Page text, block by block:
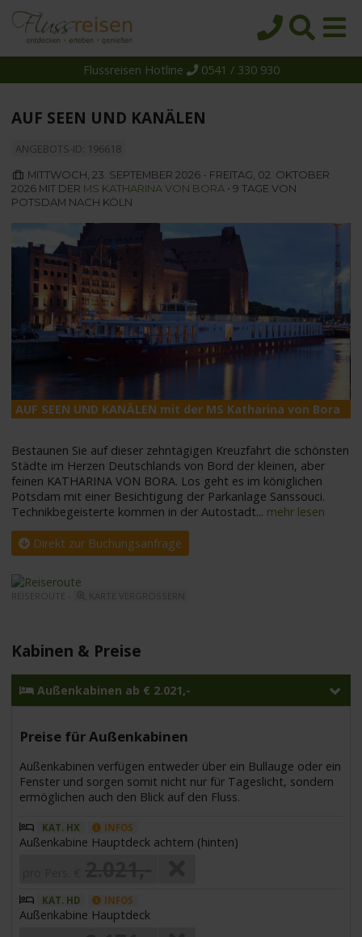
Reedereien
Schiffe
Über uns
Wissen
Suche
Flussreisen Hotline 0541 / 330 930
AUF SEEN UND KANÄLEN
ANGEBOTS-ID: 196618
MITTWOCH, 23. SEPTEMBER 2026 - FREITAG, 02. OKTOBER
2026 MIT DER MS KATHARINA VON BORA • 9 TAGE VON
POTSDAM NACH KÖLN
AUF SEEN UND KANÄLEN mit der MS Katharina von Bora
Bestaunen Sie auf dieser zehntägigen Kreuzfahrt die schönsten
Städte im Herzen Deutschlands von Bord der kleinen, aber
feinen KATHARINA VON BORA. Los geht es im königlichen
Potsdam mit einer Besichtigung der Parkanlage Sanssouci.
Technikbegeisterte kommen in der Autostadt... mehr lesen
Direkt zur Buchungsanfrage
REISEROUTE -
Kabinen & Preise
Außenkabinen ab € 2.021,-
Preise für Außenkabinen
Außenkabinen verfügen entweder über ein Bullauge oder ein
Fenster und sorgen somit nicht nur für Tageslicht, sondern
ermöglichen auch den Blick auf den Fluss.
KAT. HX INFOS
Außenkabine Hauptdeck achtern (hinten)
KAT. HD INFOS
Außenkabine Hauptdeck